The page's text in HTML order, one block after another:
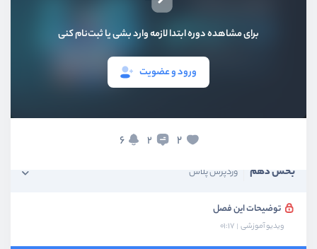
برای مشاهده دوره ابتدا لازمه وارد بشی یا ثبت‌نام کنی
ورود و عضویت
2
2
6
سئو و بهینه سازی
هاست وردپرس
بخش دهم وردپرس پلاس
توضیحات این فصل
ویدیو آموزشی 01:17